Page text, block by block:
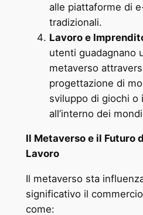
alle piattaforme di
tradizionali.
Lavoro e
utenti guadagnano
metaverso
progettazione di
sviluppo di giochi o
all’interno dei
Il Metaverso e il Futuro
Lavoro
Il metaverso sta
significativo il
come: